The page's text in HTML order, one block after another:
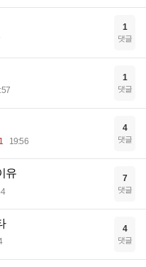
1
댓글
1
댓글
19:56
4
댓글
유 7
댓글
4
댓글